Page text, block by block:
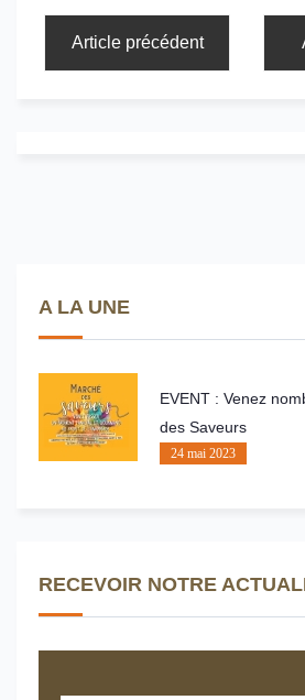
Article précédent
A LA UNE
EVENT : Venez
des Saveurs
24 mai 2023
RECEVOIR NOTRE